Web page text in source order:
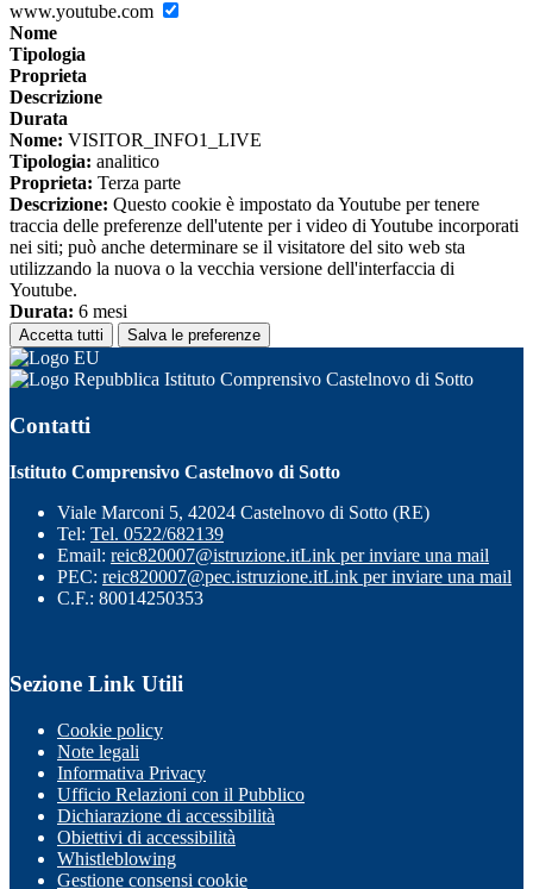
www.youtube.com
Nome
Tipologia
Proprieta
Descrizione
Durata
Nome: VISITOR_INFO1_LIVE
Tipologia: analitico
Proprieta: Terza parte
Descrizione: Questo cookie è impostato da Youtube per tenere
traccia delle preferenze dell'utente per i video di Youtube incorporati
nei siti; può anche determinare se il visitatore del sito web sta
utilizzando la nuova o la vecchia versione dell'interfaccia di
Youtube.
Durata: 6 mesi
Accetta tutti Salva le preferenze
Istituto Comprensivo Castelnovo di Sotto
Contatti
Istituto Comprensivo Castelnovo di Sotto
Viale Marconi 5, 42024 Castelnovo di Sotto (RE)
Tel: Tel. 0522/682139
Email: reic820007@istruzione.itLink per inviare una mail
PEC: reic820007@pec.istruzione.itLink per inviare una mail
C.F.: 80014250353
Sezione Link Utili
Cookie policy
Note legali
Informativa Privacy
Ufficio Relazioni con il Pubblico
Dichiarazione di accessibilità
Obiettivi di accessibilità
Whistleblowing
Gestione consensi cookie